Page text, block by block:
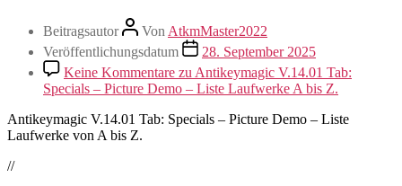
Beitragsautor Von AtkmMaster2022
Veröffentlichungsdatum
28. September 2025
Keine Kommentare zu Antikeymagic V.14.01 Tab:
Specials – Picture Demo – Liste Laufwerke A bis Z.
Antikeymagic V.14.01 Tab: Specials – Picture Demo – Liste
Laufwerke von A bis Z.
//